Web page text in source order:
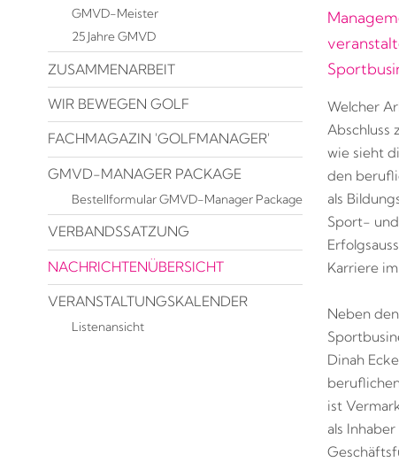
Welcher
Abschluss
wie sieht
den
als
Sport-
Karriere
Neben
Dinah
ist
als
GMVD-Meister
25 Jahre GMVD
ZUSAMMENARBEIT
WIR BEWEGEN GOLF
FACHMAGAZIN 'GOLFMANAGER'
GMVD-MANAGER PACKAGE
Bestellformular GMVD-Manager Package
VERBANDSSATZUNG
NACHRICHTENÜBERSICHT
VERANSTALTUNGSKALENDER
Listenansicht